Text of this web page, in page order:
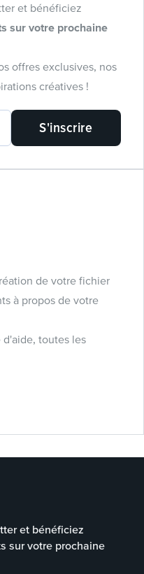
et bénéficiez
sur votre prochaine
offres exclusives, nos
créatives !
S'inscrire
de votre fichier
à propos de votre
d'aide, toutes les
et bénéficiez
sur votre prochaine